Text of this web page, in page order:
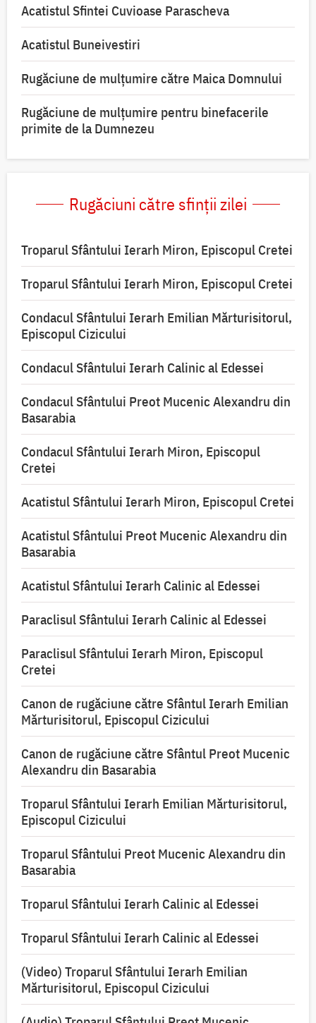
Acatistul Sfintei Cuvioase Parascheva
Acatistul Buneivestiri
Rugăciune de mulţumire către Maica Domnului
Rugăciune de mulțumire pentru binefacerile
primite de la Dumnezeu
Rugăciuni către sfinții zilei
Troparul Sfântului Ierarh Miron, Episcopul Cretei
Troparul Sfântului Ierarh Miron, Episcopul Cretei
Condacul Sfântului Ierarh Emilian Mărturisitorul,
Episcopul Cizicului
Condacul Sfântului Ierarh Calinic al Edessei
Condacul Sfântului Preot Mucenic Alexandru din
Basarabia
Condacul Sfântului Ierarh Miron, Episcopul
Cretei
Acatistul Sfântului Ierarh Miron, Episcopul Cretei
Acatistul Sfântului Preot Mucenic Alexandru din
Basarabia
Acatistul Sfântului Ierarh Calinic al Edessei
Paraclisul Sfântului Ierarh Calinic al Edessei
Paraclisul Sfântului Ierarh Miron, Episcopul
Cretei
Canon de rugăciune către Sfântul Ierarh Emilian
Mărturisitorul, Episcopul Cizicului
Canon de rugăciune către Sfântul Preot Mucenic
Alexandru din Basarabia
Troparul Sfântului Ierarh Emilian Mărturisitorul,
Episcopul Cizicului
Troparul Sfântului Preot Mucenic Alexandru din
Basarabia
Troparul Sfântului Ierarh Calinic al Edessei
Troparul Sfântului Ierarh Calinic al Edessei
(Video) Troparul Sfântului Ierarh Emilian
Mărturisitorul, Episcopul Cizicului